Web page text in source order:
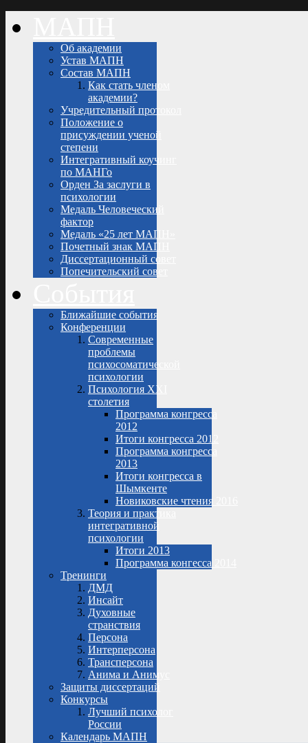
Об академии
Устав МАПН
Состав МАПН
Как стать членом
академии?
Учредительный протокол
Положение о
присуждении ученой
степени
Интегративный коучинг
по МАНГо
Орден За заслуги в
психологии
Медаль Человеческий
фактор
Медаль «25 лет МАПН»
Почетный знак МАПН
Диссертационный совет
Попечительский совет
Ближайшие события
Конференции
Современные
проблемы
психосоматической
психологии
Психология XXI
столетия
Программа конгресса
2012
Итоги конгресса 2012
Программа конгресса
2013
Итоги конгресса в
Шымкенте
Новиковские чтения 2016
Теория и практика
интегративной
психологии
Итоги 2013
Программа конгесса 2014
Тренинги
ДМД
Инсайт
Духовные
странствия
Персона
Интерперсона
Трансперсона
Анима и Анимус
Защиты диссертаций
Конкурсы
Лучший психолог
России
Календарь МАПН